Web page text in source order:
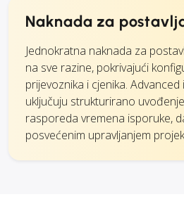
Naknada za
Jednokratna naknada za
na sve razine, pokrivajući
prijevoznika i cjenika.
uključuju strukturirano
rasporeda vremena isporuke,
posvećenim upravljanjem